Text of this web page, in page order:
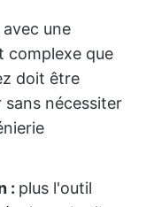
une
complexe que
doit être
nécessiter
: plus l'outil